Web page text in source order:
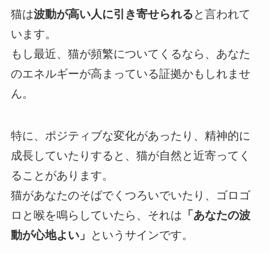
猫は波動が高い人に引き寄せられると言われて
います。
もし最近、猫が頻繁についてくるなら、あなた
のエネルギーが高まっている証拠かもしれませ
ん。
特に、ポジティブな変化があったり、精神的に
成長していたりすると、猫が自然と近寄ってく
ることがあります。
猫があなたのそばでくつろいでいたり、ゴロゴ
ロと喉を鳴らしていたら、それは 「あなたの波
動が心地よい」
というサインです。